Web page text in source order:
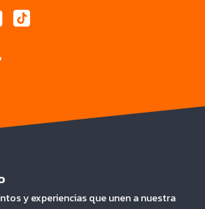
y experiencias que unen a nuestra